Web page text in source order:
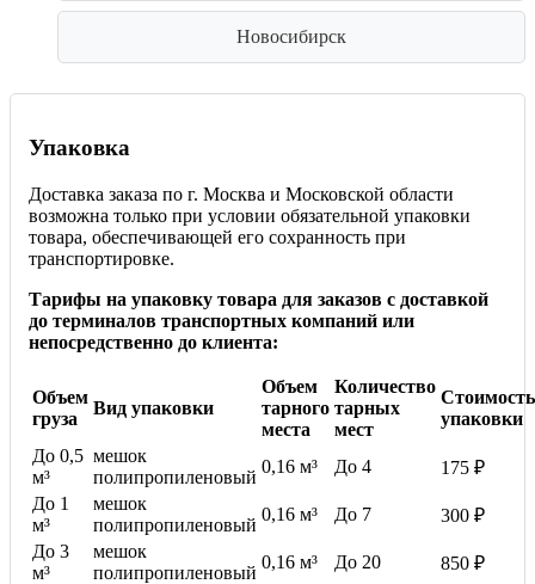
Новосибирск
Упаковка
Доставка заказа по г. Москва и Московской области
возможна только при условии обязательной упаковки
товара, обеспечивающей его сохранность при
транспортировке.
Тарифы на упаковку товара для заказов с доставкой
до терминалов транспортных компаний или
непосредственно до клиента:
Объем
груза
Вид упаковки
Объем
тарного
места
Количество
тарных
мест
Стоимость
упаковки
До 0,5
м³
мешок
полипропиленовый
0,16 м³ До 4
175 ₽
До 1
м³
мешок
полипропиленовый
0,16 м³ До 7
300 ₽
До 3
м³
мешок
полипропиленовый
0,16 м³ До 20
850 ₽